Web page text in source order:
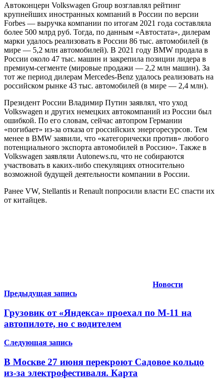
Автоконцерн Volkswagen Group возглавлял рейтинг
крупнейших иностранных компаний в России по версии
Forbes — выручка компании по итогам 2021 года составляла
более 500 млрд руб. Тогда, по данным «Автостата», дилерам
марки удалось реализовать в России 86 тыс. автомобилей (в
мире — 5,2 млн автомобилей). В 2021 году BMW продала в
России около 47 тыс. машин и закрепила позиции лидера в
премиум-сегменте (мировые продажи — 2,2 млн машин). За
тот же период дилерам Mercedes-Benz удалось реализовать на
российском рынке 43 тыс. автомобилей (в мире — 2,4 млн).
Президент России Владимир Путин заявлял, что уход
Volkswagen и других немецких автокомпаний из России был
ошибкой. По его словам, сейчас автопром Германии
«погибает» из-за отказа от российских энергоресурсов. Тем
менее в BMW заявили, что «категорически против» любого
потенциального экспорта автомобилей в Россию». Также в
Volkswagen заявляли Autonews.ru, что не собираются
участвовать в каких-либо спекуляциях относительно
возможной будущей деятельности компании в России.
Ранее VW, Stellantis и Renault попросили власти ЕС спасти их
от китайцев.
Новости
Навигация
по
записям
Предыдущая запись
Грузовик от «Яндекса» проехал по М-11 на
автопилоте, но с водителем
Следующая запись
В Москве 27 июня перекроют Садовое кольцо
из-за электрофестиваля. Карта